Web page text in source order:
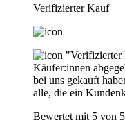
Verifizierter Kauf
"Verifizierter
Käufer:innen
bei uns gekauft
alle, die ein
Bewertet mit 5 von